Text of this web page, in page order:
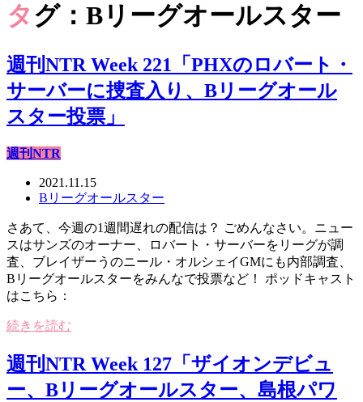
タグ：Bリーグオールスター
週刊NTR Week 221「PHXのロバート・
サーバーに捜査入り、Bリーグオール
スター投票」
週刊NTR
2021.11.15
Bリーグオールスター
さあて、今週の1週間遅れの配信は？ ごめんなさい。ニュー
スはサンズのオーナー、ロバート・サーバーをリーグが調
査、ブレイザーうのニール・オルシェイGMにも内部調査、
Bリーグオールスターをみんなで投票など！ ポッドキャスト
はこちら：
続きを読む
週刊NTR Week 127「ザイオンデビュ
ー、Bリーグオールスター、島根パワ